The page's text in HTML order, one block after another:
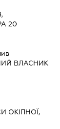
20
ВЛАСНИК
ОКІПНОЇ,